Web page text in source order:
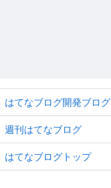
はてなブログ開発ブログ
週刊はてなブログ
はてなブログトップ